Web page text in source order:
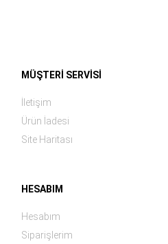
MÜŞTERI SERVISI
İletişim
Ürün İadesi
Site Haritası
HESABIM
Hesabım
Siparişlerim